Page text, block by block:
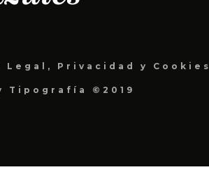
Legal, Privacidad y Cookies
Tipografía ©2019